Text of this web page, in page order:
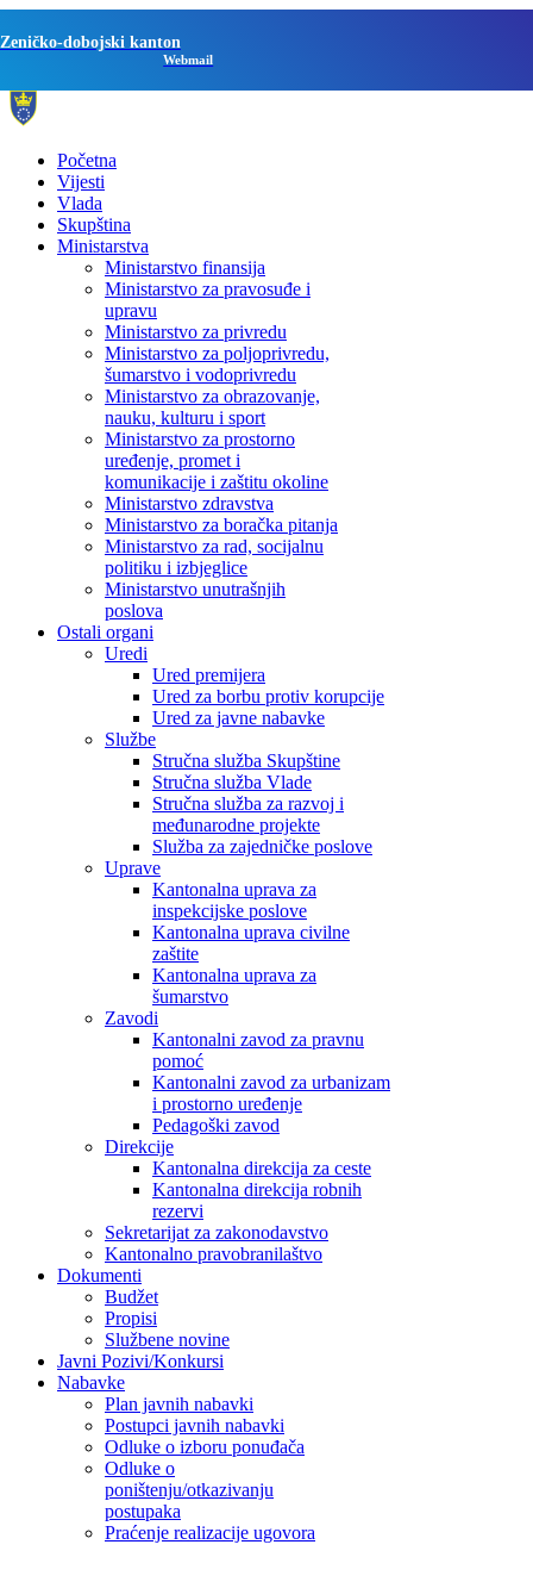
Zeničko-dobojski kanton
Webmail
Početna
Vijesti
Vlada
Skupština
Ministarstva
Ministarstvo finansija
Ministarstvo za pravosuđe i
upravu
Ministarstvo za privredu
Ministarstvo za poljoprivredu,
šumarstvo i vodoprivredu
Ministarstvo za obrazovanje,
nauku, kulturu i sport
Ministarstvo za prostorno
uređenje, promet i
komunikacije i zaštitu okoline
Ministarstvo zdravstva
Ministarstvo za boračka pitanja
Ministarstvo za rad, socijalnu
politiku i izbjeglice
Ministarstvo unutrašnjih
poslova
Ostali organi
Uredi
Ured premijera
Ured za borbu protiv korupcije
Ured za javne nabavke
Službe
Stručna služba Skupštine
Stručna služba Vlade
Stručna služba za razvoj i
međunarodne projekte
Služba za zajedničke poslove
Uprave
Kantonalna uprava za
inspekcijske poslove
Kantonalna uprava civilne
zaštite
Kantonalna uprava za
šumarstvo
Zavodi
Kantonalni zavod za pravnu
pomoć
Kantonalni zavod za urbanizam
i prostorno uređenje
Pedagoški zavod
Direkcije
Kantonalna direkcija za ceste
Kantonalna direkcija robnih
rezervi
Sekretarijat za zakonodavstvo
Kantonalno pravobranilaštvo
Dokumenti
Budžet
Propisi
Službene novine
Javni Pozivi/Konkursi
Nabavke
Plan javnih nabavki
Postupci javnih nabavki
Odluke o izboru ponuđača
Odluke o
poništenju/otkazivanju
postupaka
Praćenje realizacije ugovora